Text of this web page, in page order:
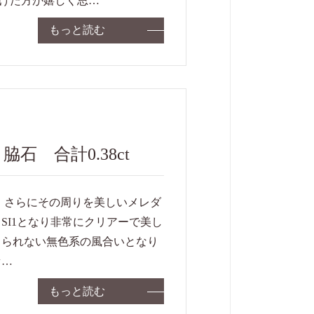
もっと読む
石 合計0.38ct
らにその周りを美しいメレダ
となり非常にクリアーで美し
れない無色系の風合いとなり
…
もっと読む